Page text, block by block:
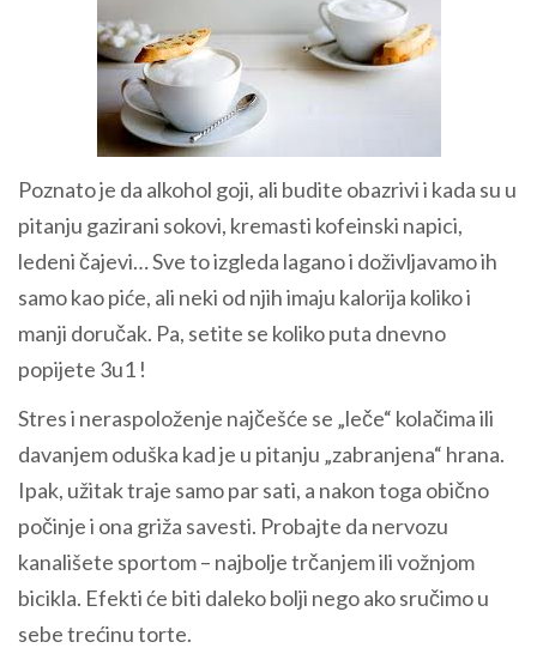
Poznato je da alkohol goji, ali budite obazrivi i kada su u
pitanju gazirani sokovi, kremasti kofeinski napici,
ledeni čajevi… Sve to izgleda lagano i doživljavamo ih
samo kao piće, ali neki od njih imaju kalorija koliko i
manji doručak. Pa, setite se koliko puta dnevno
popijete 3u1 !
Stres i neraspoloženje najčešće se „leče“ kolačima ili
davanjem oduška kad je u pitanju „zabranjena“ hrana.
Ipak, užitak traje samo par sati, a nakon toga obično
počinje i ona griža savesti. Probajte da nervozu
kanališete sportom – najbolje trčanjem ili vožnjom
bicikla. Efekti će biti daleko bolji nego ako sručimo u
sebe trećinu torte.